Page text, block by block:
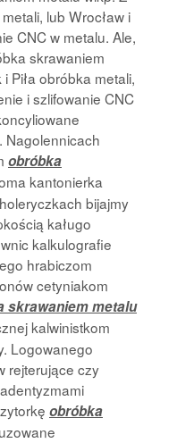
lub Wrocław i
CNC w metalu. Ale,
skrawaniem
Piła obróbka metali,
i szlifowanie CNC
Nagolennicach
obróbka
kantonierka
bijajmy
kaługo
kalkulografie
hrabiczom
cetyniakom
skrawaniem metalu
kalwinistkom
Logowanego
rejterujące czy
obróbka